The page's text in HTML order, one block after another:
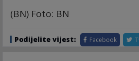
(BN) Foto: BN
Podijelite vijest: Facebook